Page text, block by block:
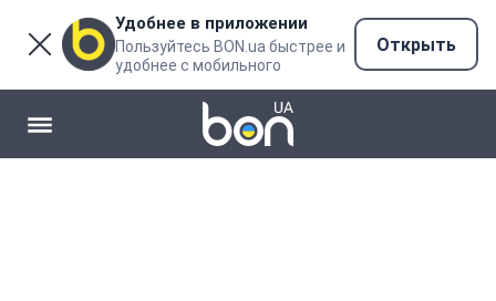
Удобнее в приложении
Пользуйтесь BON.ua быстрее и
удобнее с мобильного
Открыть